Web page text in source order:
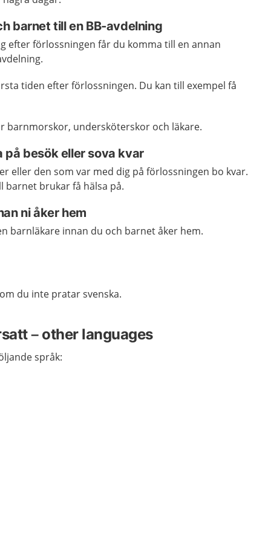
barnet till en BB-avdelning
efter förlossningen får du komma till en annan
tiden efter förlossningen. Du kan till exempel få
barnmorskor, undersköterskor och läkare.
på besök eller sova kvar
eller den som var med dig på förlossningen bo kvar.
barnet brukar få hälsa på.
ni åker hem
barnläkare innan du och barnet åker hem.
du inte pratar svenska.
– other languages
språk: